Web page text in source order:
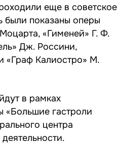
еще в советское
были показаны оперы
«Гименей» Г. Ф.
Дж. Россини,
«Граф Калиостро» М.
в рамках
гастроли
центра